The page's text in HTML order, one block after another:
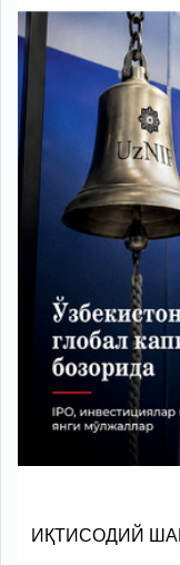
ИҚТИСОДИЙ